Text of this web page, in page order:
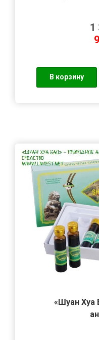
1
«Шуан Хуа